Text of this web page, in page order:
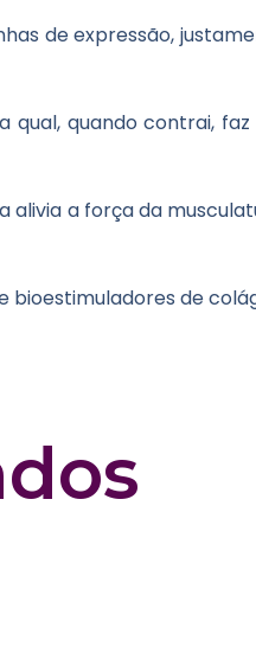
de expressão,
qual, quando contrai,
alivia a força da
bioestimuladores de